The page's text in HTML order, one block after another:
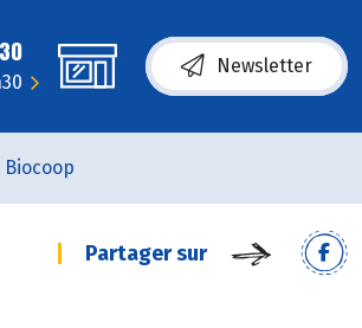
Newsletter
Biocoop
Partager sur